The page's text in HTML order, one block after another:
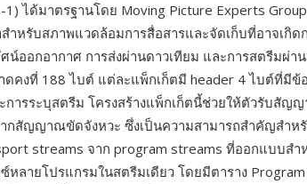
1) ได้มาตรฐานโดย Moving Picture Experts
หรับสภาพแวดล้อมการสื่อสารและจัดเก็บที่อาจเกิด
น์ออกอากาศ การส่งผ่านดาวเทียม และการสตรีมผ่า
คงที่ 188 ไบต์ แต่ละแพ็กเก็ตมี header 4 ไบต์ที่มีข้
ารระบุสตรีม โครงสร้างแพ็กเก็ตนี้ช่วยให้ตัวรับสัญ
กสัญญาณขัดจังหวะ ซึ่งเป็นความสามารถสำคัญสำห
streams จาก program streams ที่ออกแบบสำ
หลายโปรแกรมในสตรีมเดียว โดยมีตาราง Program